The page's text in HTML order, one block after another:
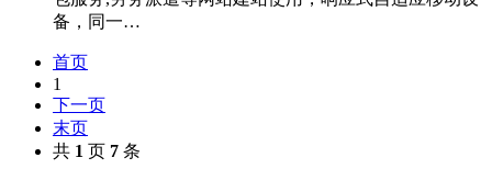
备，同一…
首页
1
下一页
末页
共 1 页 7 条